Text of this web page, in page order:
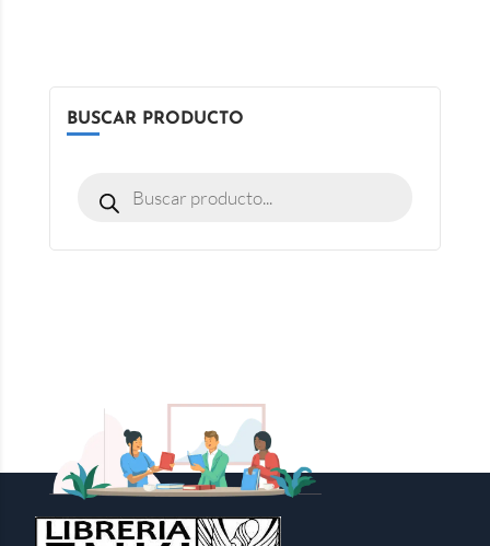
BUSCAR PRODUCTO